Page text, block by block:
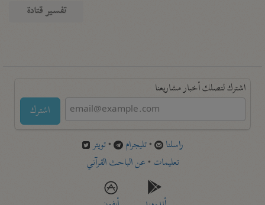
تفسير قتادة
اشترك لتصلك أخبار مشاريعنا
اشترك
راسلنا •تليجرام •تويتر
تعليمات •عن الباحث القرآني